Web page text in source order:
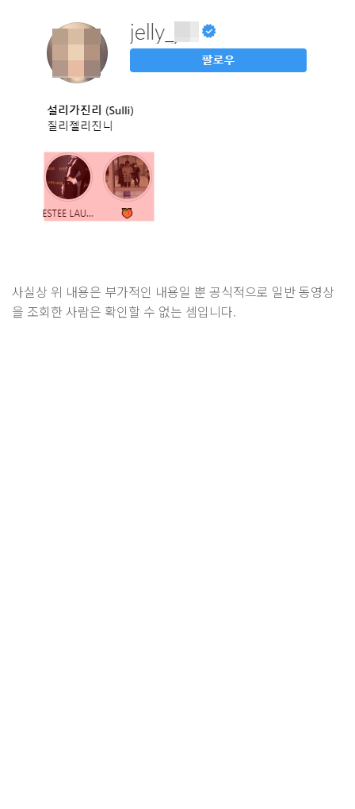
사실상 위 내용은 부가적인 내용일 뿐 공식적으로 일반 동영상
을 조회한 사람은 확인할 수 없는 셈입니다.